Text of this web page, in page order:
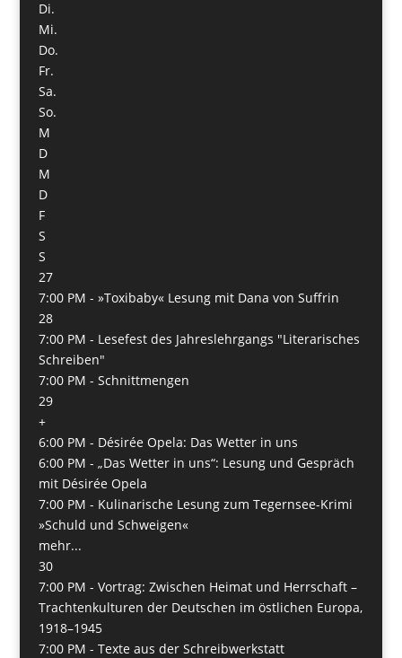
Di.
Mi.
Do.
Fr.
Sa.
So.
M
D
M
D
F
S
S
27
7:00 PM - »Toxibaby« Lesung mit Dana von Suffrin
28
7:00 PM - Lesefest des Jahreslehrgangs "Literarisches
Schreiben"
7:00 PM - Schnittmengen
29
+
6:00 PM - Désirée Opela: Das Wetter in uns
6:00 PM - „Das Wetter in uns“: Lesung und Gespräch
mit Désirée Opela
7:00 PM - Kulinarische Lesung zum Tegernsee-Krimi
»Schuld und Schweigen«
mehr...
30
7:00 PM - Vortrag: Zwischen Heimat und Herrschaft –
Trachtenkulturen der Deutschen im östlichen Europa,
1918–1945
7:00 PM - Texte aus der Schreibwerkstatt